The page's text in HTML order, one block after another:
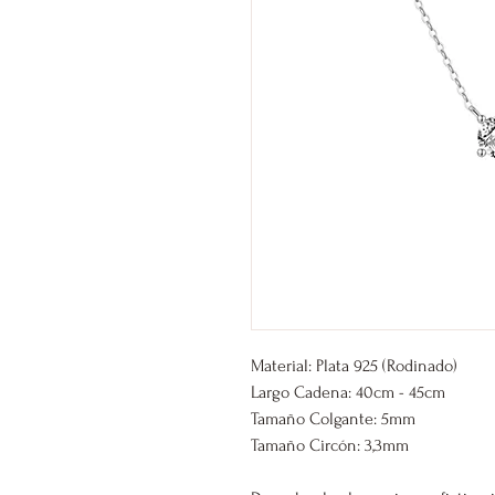
Material: Plata 925 (Rodinado)
Largo Cadena: 40cm - 45cm
Tamaño Colgante: 5mm
Tamaño Circón: 3,3mm